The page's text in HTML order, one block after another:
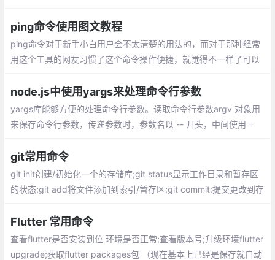
新选取上一次由可视模式所选择的文本范围。
ping命令使用图文教程
ping命令对于新手小白用户会不太清楚的用法的，而对于那种经常
用这个工具的网友习惯了这个命令操作便捷，就觉得不一样了可以
故障诊断工具。在大家遇到网络问题时，可以试试小编分享的方法
node.js中使用yargs来处理命令行参数
yargs库能够方便的处理命令行参数。读取命令行参数argv 对象用
来保存命令行参数，传递参数时，参数名以 -- 开头，中间使用 =
非连词线开头的参数
git常用命令
git init创建/初始化一个的存储库;git status显示工作目录和暂存区
的状态;git add将文件添加到索引/暂存区;git commit:提交更改到存
Flutter 常用命令
查看flutter是否安装到位 环境是否正常;查看版本号;升级环境flutter
upgrade;获取flutter packages包 （现在基本上已经是保存就自动